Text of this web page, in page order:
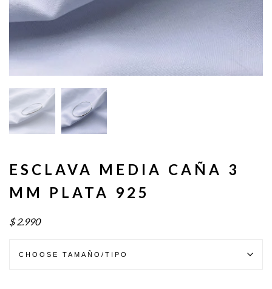
ESCLAVA MEDIA CAÑA 3
MM PLATA 925
$ 2.990